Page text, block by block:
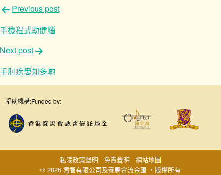
文
章
導
覽
Previous post
手機程式助健腦
Next post
手肘疾患知多啲
捐助機構:Funded by:
© 2026 耆智有限公司及賽馬會流金匯 ‧版權所有
私隱政策聲明 免責聲明 網站地圖